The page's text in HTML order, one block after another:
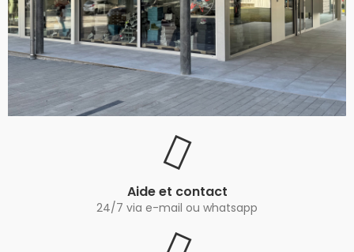
Aide et contact
24/7 via e-mail ou whatsapp